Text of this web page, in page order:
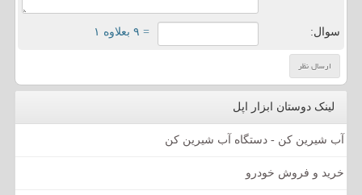
سوال: = ۹ بعلاوه ۱
لینک دوستان ابزار اپل
آب شیرین کن - دستگاه آب شیرین کن
خرید و فروش خودرو